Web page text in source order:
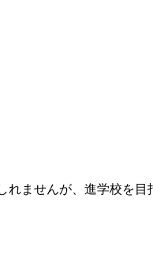
れませんが、進学校を目